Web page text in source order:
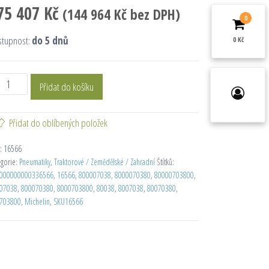
407 Kč (144 964 Kčbez DPH)
do 5 dnů
Přidat do košíku
Přidat do oblíbených položek
16566
Pneumatiky, Traktorové / Zemědělské / ZahradníŠtítků:
, 16566, 800007038, 8000070380, 80000703800,
, 800070380, 8000703800, 80038, 8007038, 80070380,
, Michelin, SKU16566
0
0 Kč